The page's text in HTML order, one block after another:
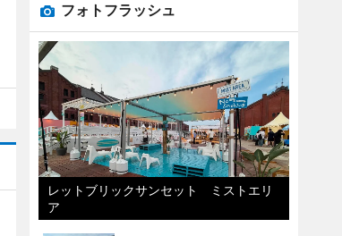
フォトフラッシュ
レットブリックサンセット ミストエリ
ア